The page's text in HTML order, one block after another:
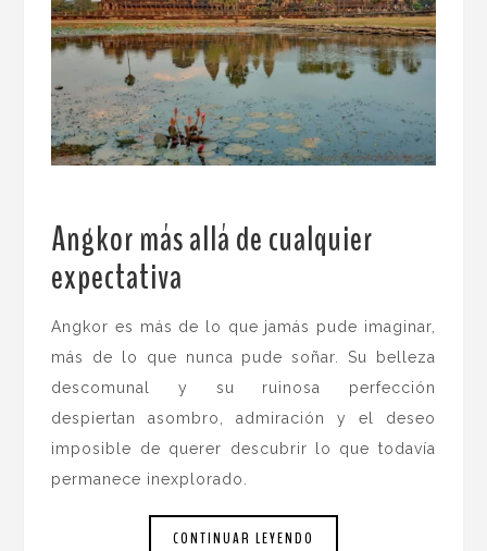
Angkor más allá de cualquier
expectativa
Angkor es más de lo que jamás pude imaginar,
más de lo que nunca pude soñar. Su belleza
descomunal y su ruinosa perfección
despiertan asombro, admiración y el deseo
imposible de querer descubrir lo que todavía
permanece inexplorado.
CONTINUAR LEYENDO